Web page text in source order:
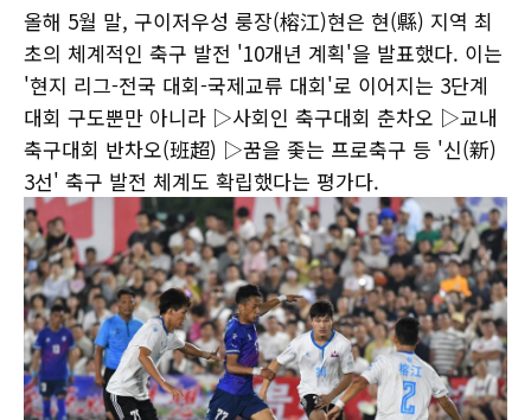
올해 5월 말, 구이저우성 룽장(榕江)현은 현(縣) 지역 최
초의 체계적인 축구 발전 '10개년 계획'을 발표했다. 이는
'현지 리그-전국 대회-국제교류 대회'로 이어지는 3단계
대회 구도뿐만 아니라 ▷사회인 축구대회 춘차오 ▷교내
축구대회 반차오(班超) ▷꿈을 좇는 프로축구 등 '신(新)
3선' 축구 발전 체계도 확립했다는 평가다.